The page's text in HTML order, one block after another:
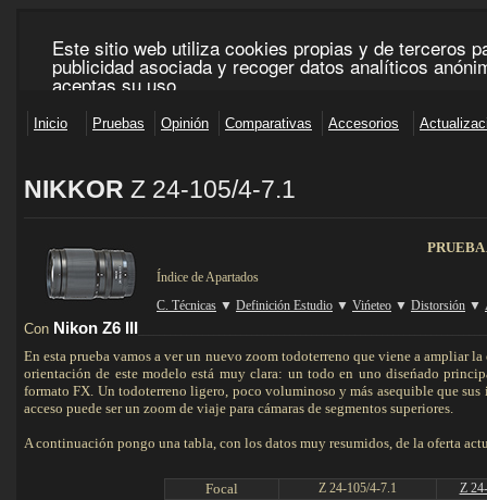
NIKKOR Z 24-105/4-7.1
Índice de Apartados
C. Técnicas ▼ Definición Estudio ▼ Vińeteo ▼ Distorsión ▼
Con Nikon Z6 III
En esta prueba vamos a ver un nuevo zoom todoterreno que viene a ampliar
orientación de este modelo está muy clara: un todo en uno diseńado
formato FX. Un todoterreno ligero, poco voluminoso y más asequible que sus
acceso puede ser un zoom de viaje para cámaras de segmentos superiores.
A continuación pongo una tabla, con los datos muy resumidos, de la oferta
Focal Z 24-105/4-7.1 Z